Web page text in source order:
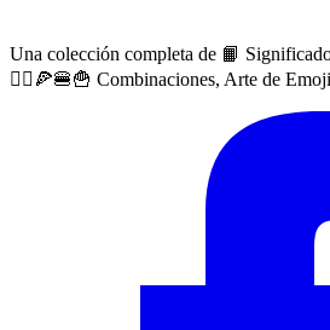
Una colección completa de 📙
🙅‍♀️🍕🍔🍟 Combinaciones, Arte de